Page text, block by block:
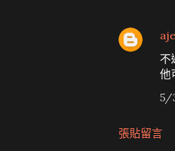
不
他
5/
張貼留言